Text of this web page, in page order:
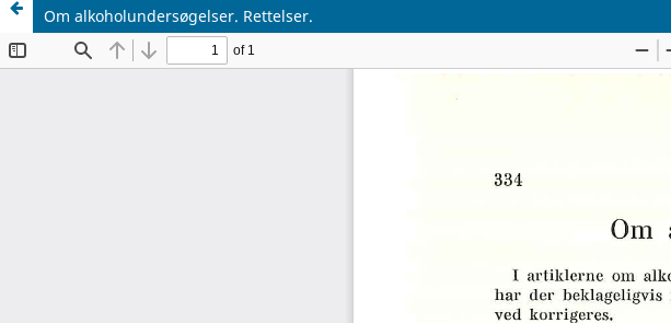
Om alkoholundersøgelser. Rettelser.